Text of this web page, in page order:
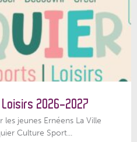
2026-2027
jeunes Ernéens La Ville
Culture Sport...